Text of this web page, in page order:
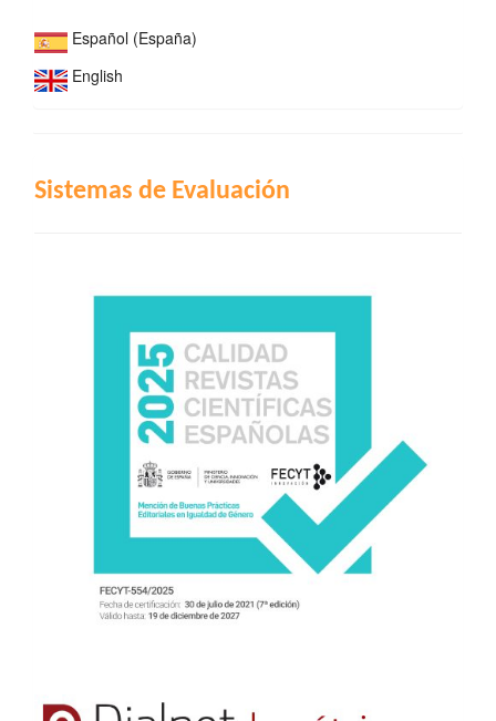
Español (España)
English
INDIZACIÓN
Sistemas de Evaluación